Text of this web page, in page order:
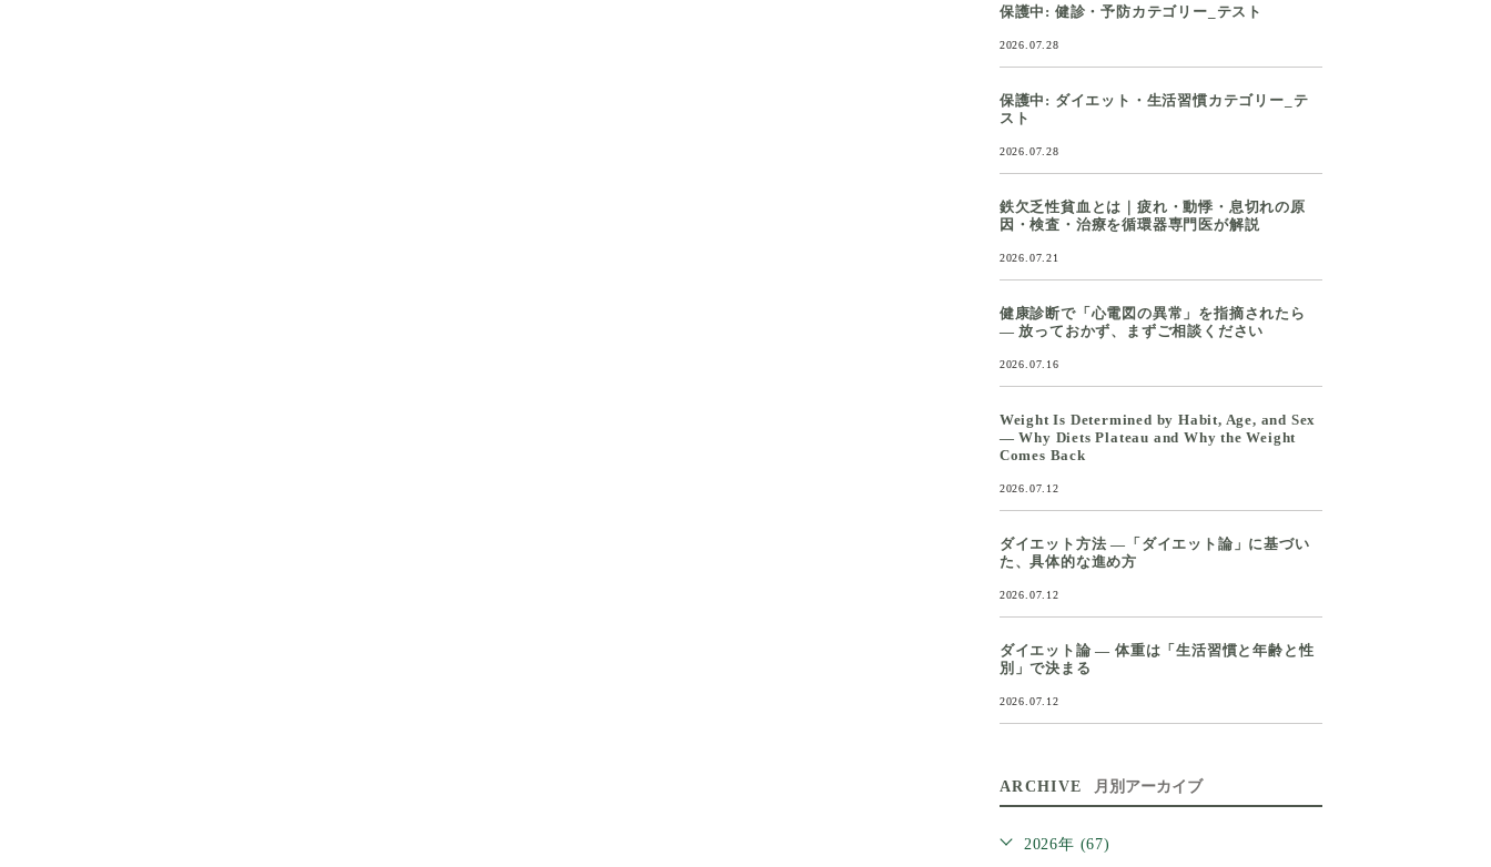
保護中: 健診・予防カテゴリー_テスト
2026.07.28
保護中: ダイエット・生活習慣カテゴリー_テ
スト
2026.07.28
鉄欠乏性貧血とは｜疲れ・動悸・息切れの原
因・検査・治療を循環器専門医が解説
2026.07.21
健康診断で「心電図の異常」を指摘されたら
― 放っておかず、まずご相談ください
2026.07.16
Weight Is Determined by Habit, Age, and Sex
— Why Diets Plateau and Why the Weight
Comes Back
2026.07.12
ダイエット方法 ―「ダイエット論」に基づい
た、具体的な進め方
2026.07.12
ダイエット論 ― 体重は「生活習慣と年齢と性
別」で決まる
2026.07.12
ARCHIVE 月別アーカイブ
2026年 (67)